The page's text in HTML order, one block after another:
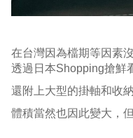
在台灣因為檔期等因素
透過日本Shopping搶鮮
還附上大型的掛軸和收
體積當然也因此變大，